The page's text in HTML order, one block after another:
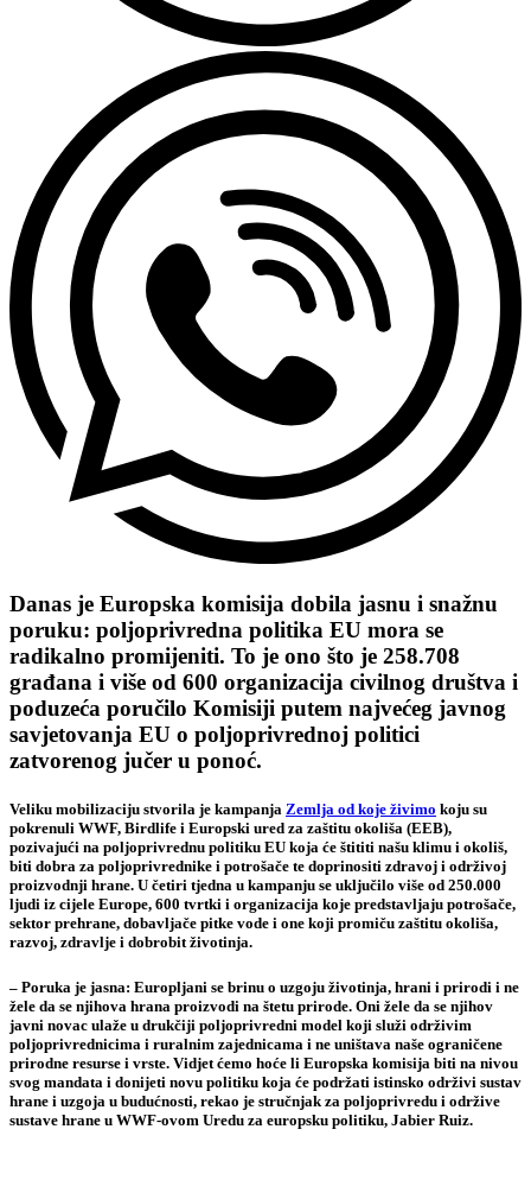
Danas je Europska komisija dobila jasnu i snažnu
poruku: poljoprivredna politika EU mora se
radikalno promijeniti. To je ono što je 258.708
građana i više od 600 organizacija civilnog društva i
poduzeća poručilo Komisiji putem najvećeg javnog
savjetovanja EU o poljoprivrednoj politici
zatvorenog jučer u ponoć.
Veliku mobilizaciju stvorila je kampanja Zemlja od koje živimo koju su
pokrenuli WWF, Birdlife i Europski ured za zaštitu okoliša (EEB),
pozivajući na poljoprivrednu politiku EU koja će štititi našu klimu i okoliš,
biti dobra za poljoprivrednike i potrošače te doprinositi zdravoj i održivoj
proizvodnji hrane. U četiri tjedna u kampanju se uključilo više od 250.000
ljudi iz cijele Europe, 600 tvrtki i organizacija koje predstavljaju potrošače,
sektor prehrane, dobavljače pitke vode i one koji promiču zaštitu okoliša,
razvoj, zdravlje i dobrobit životinja.
– Poruka je jasna: Europljani se brinu o uzgoju životinja, hrani i prirodi i ne
žele da se njihova hrana proizvodi na štetu prirode. Oni žele da se njihov
javni novac ulaže u drukčiji poljoprivredni model koji služi održivim
poljoprivrednicima i ruralnim zajednicama i ne uništava naše ograničene
prirodne resurse i vrste. Vidjet ćemo hoće li Europska komisija biti na nivou
svog mandata i donijeti novu politiku koja će podržati istinsko održivi sustav
hrane i uzgoja u budućnosti, rekao je stručnjak za poljoprivredu i održive
sustave hrane u WWF-ovom Uredu za europsku politiku, Jabier Ruiz.